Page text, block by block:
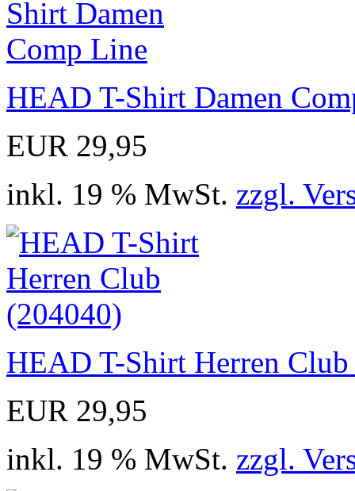
HEAD T-Shirt Damen
EUR 29,95
inkl. 19 % MwSt. zzgl.
HEAD T-Shirt Herren
EUR 29,95
inkl. 19 % MwSt. zzgl.